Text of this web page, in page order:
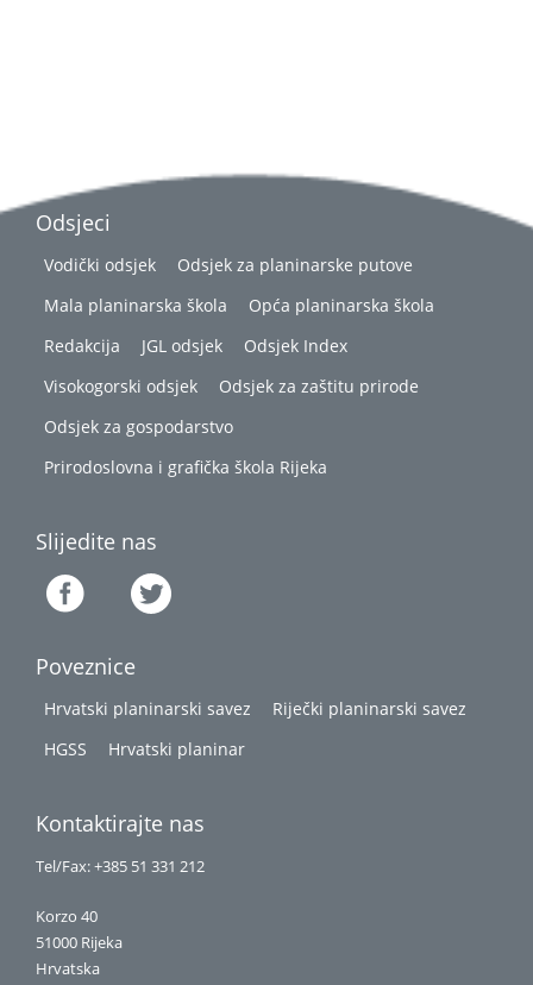
Odsjeci
Vodički odsjek
Odsjek za planinarske putove
Mala planinarska škola
Opća planinarska škola
Redakcija
JGL odsjek
Odsjek Index
Visokogorski odsjek
Odsjek za zaštitu prirode
Odsjek za gospodarstvo
Prirodoslovna i grafička škola Rijeka
Slijedite nas
Poveznice
Hrvatski planinarski savez
Riječki planinarski savez
HGSS
Hrvatski planinar
Kontaktirajte nas
Tel/Fax: +385 51 331 212
Korzo 40
51000 Rijeka
Hrvatska